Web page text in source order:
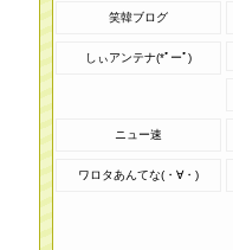
笑韓ブログ
しぃアンテナ(*ﾟーﾟ)
ニュー速
ワロタあんてな(・∀・)